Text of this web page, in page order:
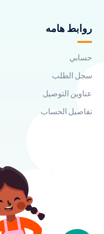
روابط هامه
حسابي
سجل الطلب
عناوين التوصيل
تفاصيل الحساب